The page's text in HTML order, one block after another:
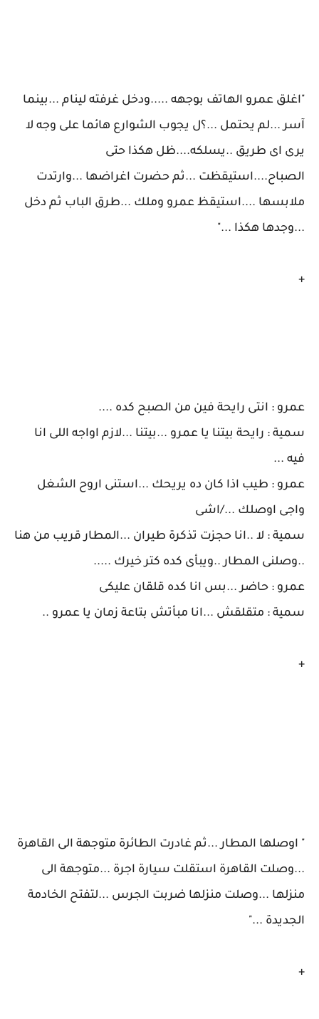
"اغلق عمرو الهاتف بوجهه .....ودخل غرفته لينام ...بينما
آسر ...لم يحتمل ...؟ل يجوب الشوارع هائما على وجه لا
يرى اى طريق ..يسلكه....ظل هكذا حتى
الصباح....استيقظت ...ثم حضرت اغراضها ...وارتدت
ملابسها ....استيقظ عمرو وملك ...طرق الباب ثم دخل
...وجدها هكذا ..."
+
عمرو : انتى رايحة فين من الصبح كده ....
سمية : رايحة بيتنا يا عمرو ...بيتنا ...لازم اواجه اللى انا
فيه ...
عمرو : طيب اذا كان ده يريحك ...استنى اروح الشغل
واجى اوصلك .../اشى
سمية : لا ..انا حجزت تذكرة طيران ...المطار قريب من هنا
..وصلنى المطار ..ويبأى كده كتر خيرك .....
عمرو : حاضر ...بس انا كده قلقان عليكى
سمية : متقلقش ...انا مبأتش بتاعة زمان يا عمرو ..
+
" اوصلها المطار ...ثم غادرت الطائرة متوجهة الى القاهرة
...وصلت القاهرة استقلت سيارة اجرة ...متوجهة الى
منزلها ...وصلت منزلها ضربت الجرس ...لتفتح الخادمة
الجديدة ..."
+